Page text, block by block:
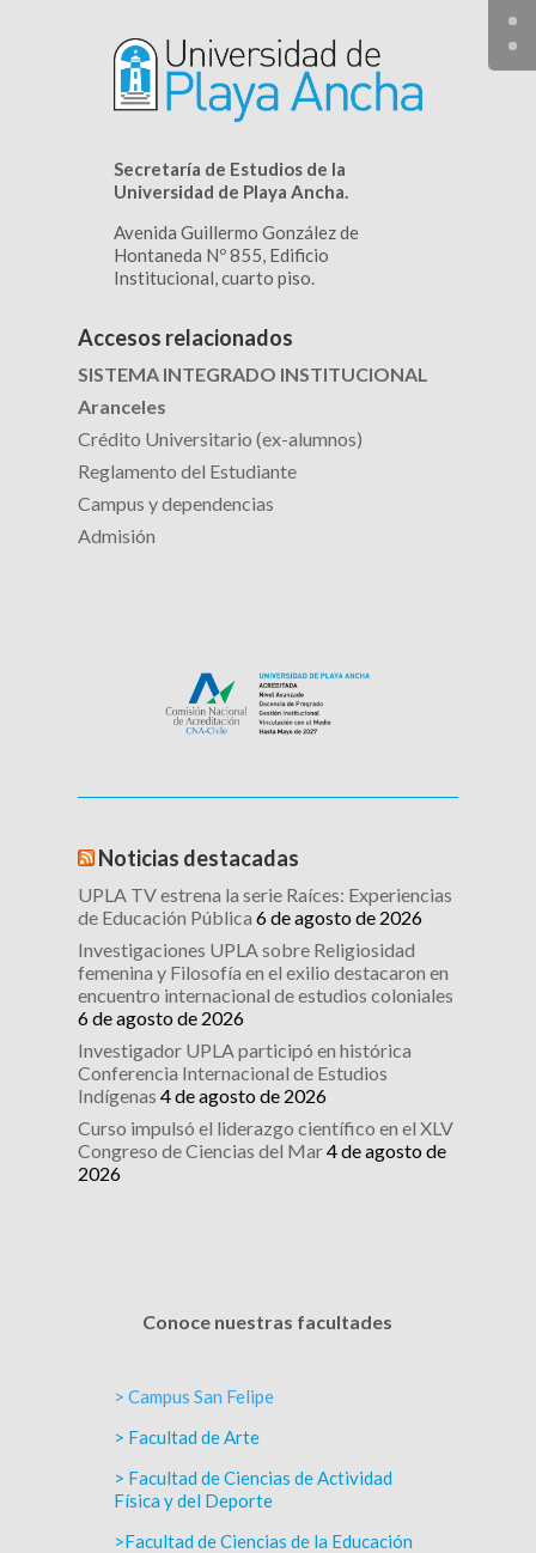
Secretaría de Estudios de la
Universidad de Playa Ancha.
Avenida Guillermo González de
Hontaneda Nº 855, Edificio
Institucional, cuarto piso.
Accesos relacionados
SISTEMA INTEGRADO INSTITUCIONAL
Aranceles
Crédito Universitario (ex-alumnos)
Reglamento del Estudiante
Campus y dependencias
Admisión
Noticias destacadas
UPLA TV estrena la serie Raíces: Experiencias
de Educación Pública 6 de agosto de 2026
Investigaciones UPLA sobre Religiosidad
femenina y Filosofía en el exilio destacaron en
encuentro internacional de estudios coloniales
6 de agosto de 2026
Investigador UPLA participó en histórica
Conferencia Internacional de Estudios
Indígenas 4 de agosto de 2026
Curso impulsó el liderazgo científico en el XLV
Congreso de Ciencias del Mar4 de agosto de
2026
Conoce nuestras facultades
> Campus San Felipe
> Facultad de Arte
> Facultad de Ciencias de Actividad
Física y del Deporte
>Facultad de Ciencias de la Educación